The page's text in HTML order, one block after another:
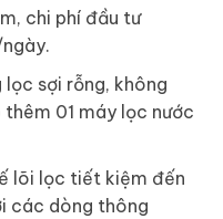
chi phí đầu tư
lọc sợi rỗng, không
01 máy lọc nước
lõi lọc tiết kiệm đến
các dòng thông